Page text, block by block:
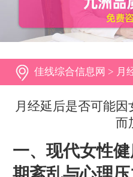
佳线综合信息网 > 月
月经延后是否可能
而
一、现代女性